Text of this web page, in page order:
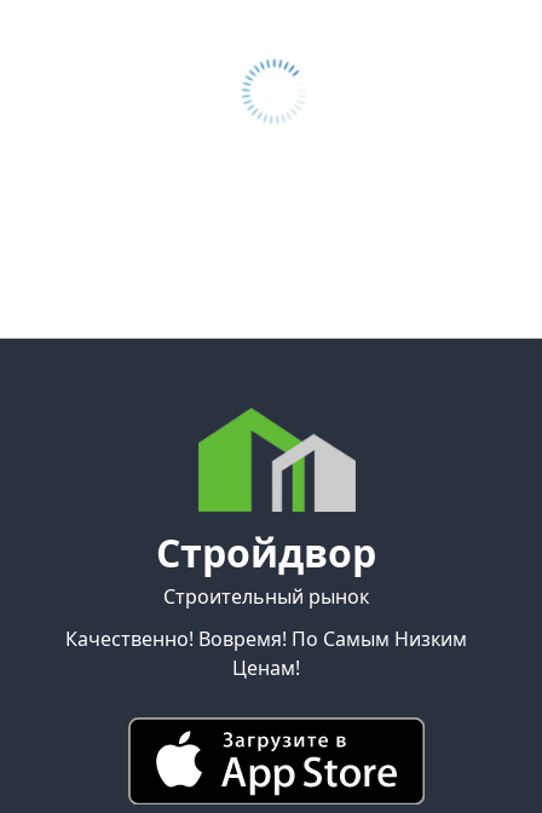
Стройдвор
Строительный рынок
Качественно! Вовремя! По Самым Низким
Ценам!